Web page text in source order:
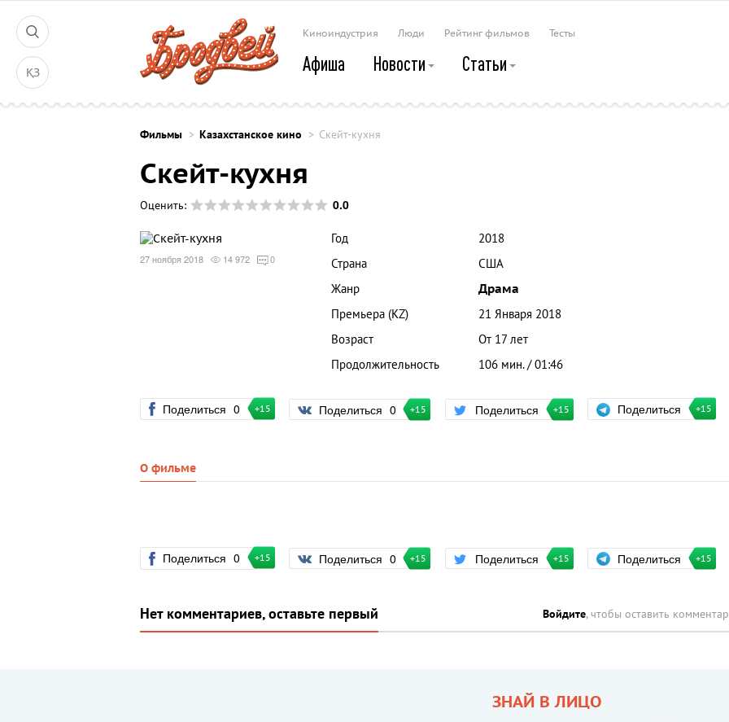
ҚЗ
Киноиндустрия Люди Рейтинг фильмов Тесты
Афиша Новости Статьи
Фильмы Казахстанское кино Скейт-кухня
Скейт-кухня
Оценить: 0.0
27 ноября 2018 14 972 0
Год
2018
Страна
США
Жанр
Драма
Премьера (KZ)
21 Января 2018
Возраст
От 17 лет
Продолжительность
106 мин. / 01:46
Поделиться 0 +15 Поделиться 0 +15 Поделиться +15 Поделиться +15
О фильме
Поделиться 0 +15 Поделиться 0 +15 Поделиться +15 Поделиться +15
Нет комментариев, оставьте первый Войдите, чтобы оставить
ЗНАЙ В ЛИЦО